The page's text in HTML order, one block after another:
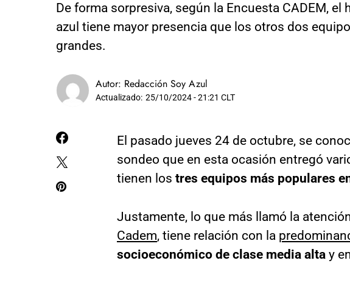
De forma sorpresiva, según la Encuesta CADEM, el
azul tiene mayor presencia que los otros dos
grandes.
Autor: Redacción Soy Azul
Actualizado: 25/10/2024 - 21:21 CLT
El pasado jueves 24 de octubre, se
sondeo que en esta ocasión entregó
tienen los tres equipos más populares
Justamente, lo que más llamó la
Cadem, tiene relación con la
socioeconómico de clase media alta y